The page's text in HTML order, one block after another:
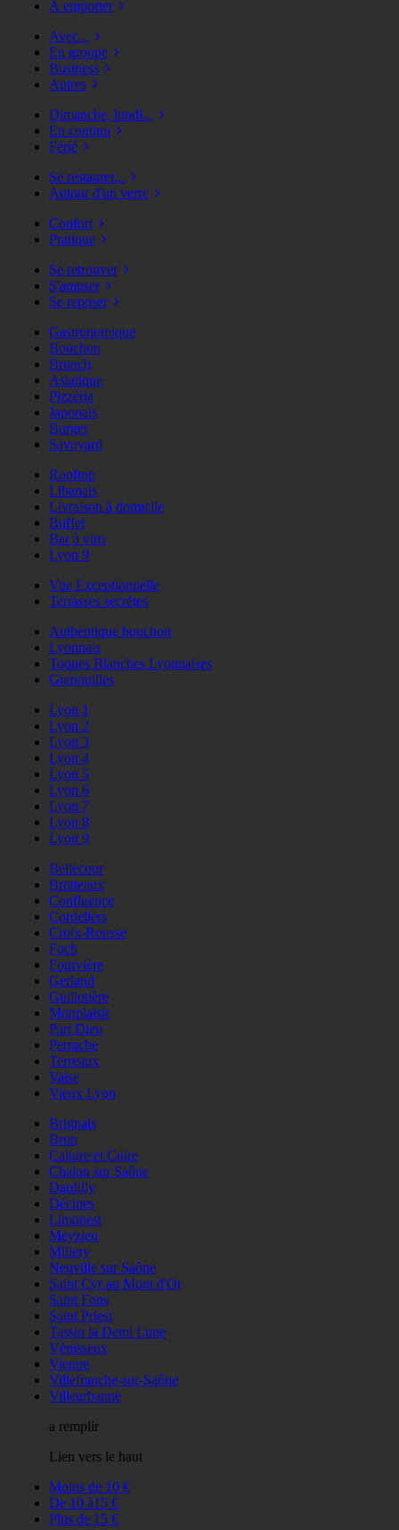
À emporter
Avec...
En groupe
Business
Autres
Dimanche, lundi...
En continu
Férié
Se restaurer...
Autour d'un verre
Confort
Pratique
Se retrouver
S'amuser
Se reposer
Gastronomique
Bouchon
Brunch
Asiatique
Pizzéria
Japonais
Burger
Savoyard
Rooftop
Libanais
Livraison à domicile
Buffet
Bar à vins
Lyon 9
Vue Exceptionnelle
Terrasses secrètes
Authentique bouchon
Lyonnais
Toques Blanches Lyonnaises
Grenouilles
Lyon 1
Lyon 2
Lyon 3
Lyon 4
Lyon 5
Lyon 6
Lyon 7
Lyon 8
Lyon 9
Bellecour
Brotteaux
Confluence
Cordeliers
Croix-Rousse
Foch
Fourvière
Gerland
Guillotière
Monplaisir
Part Dieu
Perrache
Terreaux
Vaise
Vieux Lyon
Brignais
Bron
Caluire et Cuire
Chalon sur Saône
Dardilly
Décines
Limonest
Meyzieu
Millery
Neuville sur Saône
Saint Cyr au Mont d'Or
Saint Fons
Saint Priest
Tassin la Demi Lune
Vénisseux
Vienne
Villefranche-sur-Saône
Villeurbanne
a remplir
Lien vers le haut
Moins de 10 €
De 10 à15 €
Plus de 15 €